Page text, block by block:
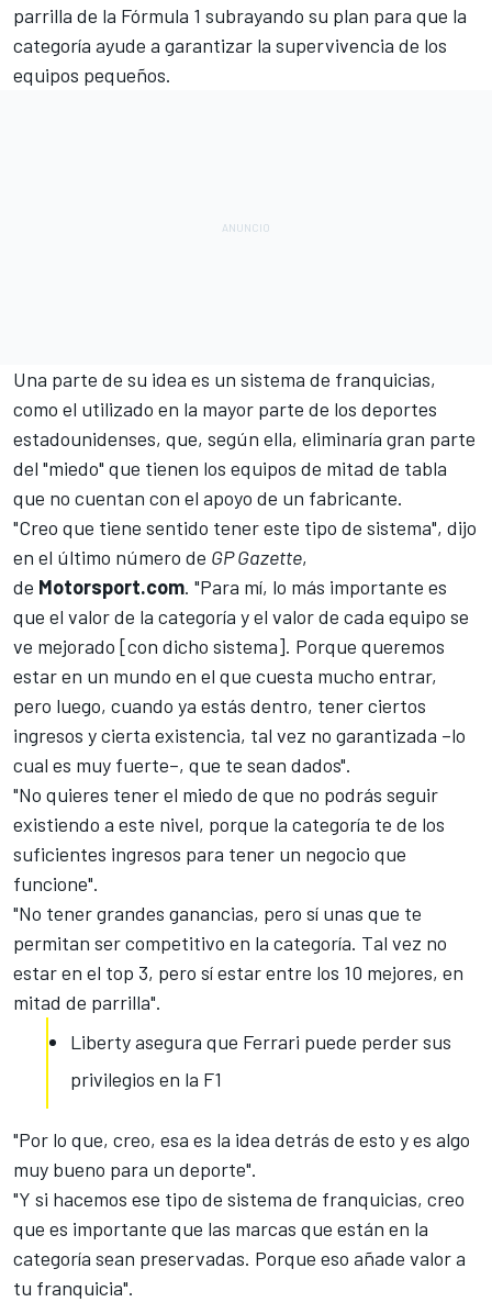
parrilla de la Fórmula 1 subrayando su plan para que la
categoría ayude a garantizar la supervivencia de los
equipos pequeños.
Una parte de su idea es un sistema de franquicias,
como el utilizado en la mayor parte de los deportes
estadounidenses, que, según ella, eliminaría gran parte
del "miedo" que tienen los equipos de mitad de tabla
que no cuentan con el apoyo de un fabricante.
"Creo que tiene sentido tener este tipo de sistema", dijo
en el último número de GP Gazette,
de Motorsport.com. "Para mí, lo más importante es
que el valor de la categoría y el valor de cada equipo se
ve mejorado [con dicho sistema]. Porque queremos
estar en un mundo en el que cuesta mucho entrar,
pero luego, cuando ya estás dentro, tener ciertos
ingresos y cierta existencia, tal vez no garantizada –lo
cual es muy fuerte–, que te sean dados".
"No quieres tener el miedo de que no podrás seguir
existiendo a este nivel, porque la categoría te de los
suficientes ingresos para tener un negocio que
funcione".
"No tener grandes ganancias, pero sí unas que te
permitan ser competitivo en la categoría. Tal vez no
estar en el top 3, pero sí estar entre los 10 mejores, en
mitad de parrilla".
Liberty asegura que Ferrari puede perder sus
privilegios en la F1
"Por lo que, creo, esa es la idea detrás de esto y es algo
muy bueno para un deporte".
"Y si hacemos ese tipo de sistema de franquicias, creo
que es importante que las marcas que están en la
categoría sean preservadas. Porque eso añade valor a
tu franquicia".